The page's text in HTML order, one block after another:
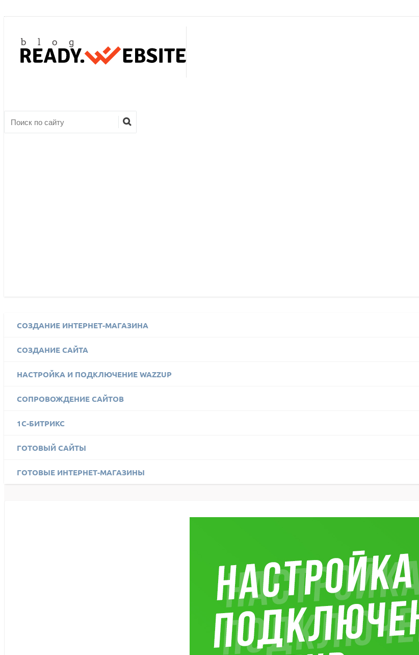
СОЗДАНИЕ ИНТЕРНЕТ-МАГАЗИНА
СОЗДАНИЕ САЙТА
НАСТРОЙКА И ПОДКЛЮЧЕНИЕ WAZZUP
СОПРОВОЖДЕНИЕ САЙТОВ
1C-БИТРИКС
ГОТОВЫЙ САЙТЫ
ГОТОВЫЕ ИНТЕРНЕТ-МАГАЗИНЫ